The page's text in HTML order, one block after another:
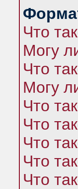
Что
Могу
Что
Могу
Что
Что
Что
Что
Что